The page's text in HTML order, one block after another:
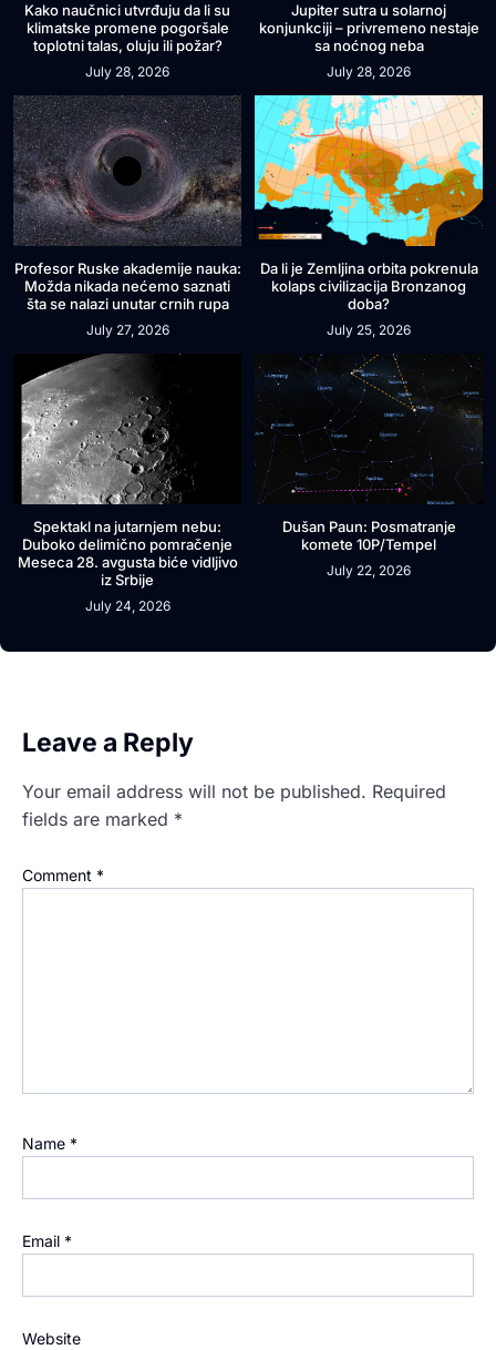
Kako naučnici utvrđuju da li su
klimatske promene pogoršale
toplotni talas, oluju ili požar?
July 28, 2026
Jupiter sutra u solarnoj
konjunkciji – privremeno nestaje
sa noćnog neba
July 28, 2026
Profesor Ruske akademije nauka:
Možda nikada nećemo saznati
šta se nalazi unutar crnih rupa
July 27, 2026
Da li je Zemljina orbita pokrenula
kolaps civilizacija Bronzanog
doba?
July 25, 2026
Spektakl na jutarnjem nebu:
Duboko delimično pomračenje
Meseca 28. avgusta biće vidljivo
iz Srbije
July 24, 2026
Dušan Paun: Posmatranje
komete 10P/Tempel
July 22, 2026
Leave a Reply
Your email address will not be published. Required
fields are marked *
Comment *
Name *
Email *
Website